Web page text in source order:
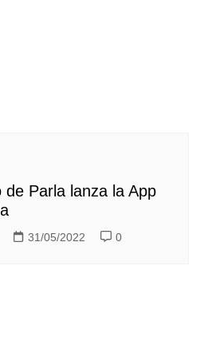
de Parla lanza la App
31/05/2022 0